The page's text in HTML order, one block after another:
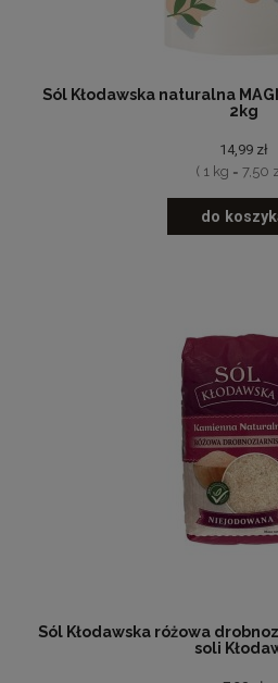
Sól Kłodawska naturalna
2kg
14,99 zł
( 1 kg = 7,50
do
Sól Kłodawska różowa
soli